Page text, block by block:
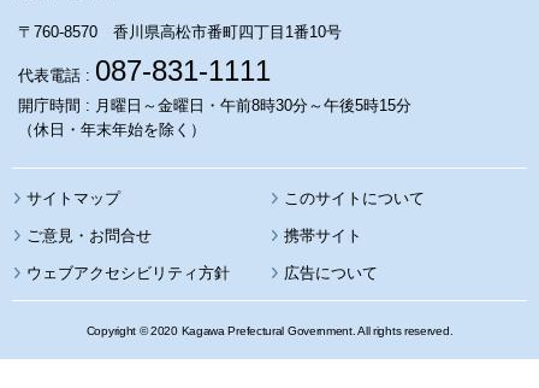
〒760-8570 香川県高松市番町四丁目1番10号
代表電話 : 087-831-1111
開庁時間 : 月曜日～金曜日・午前8時30分～午後5時15分
（休日・年末年始を除く）
サイトマップ このサイトについて
携帯サイト
ウェブアクセシビリティ方針 広告について
Copyright © 2020 Kagawa Prefectural Government. All rights reserved.